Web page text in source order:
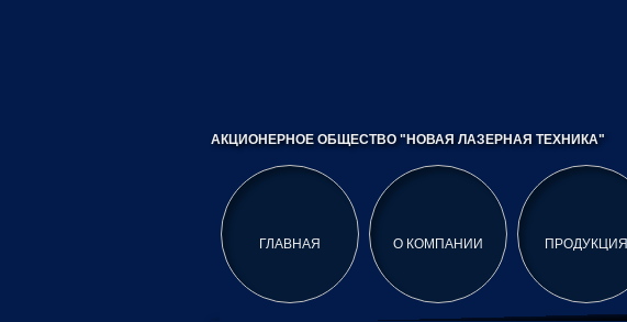
АКЦИОНЕРНОЕ ОБЩЕСТВО "НОВАЯ ЛАЗЕРНАЯ ТЕХНИКА"
ГЛАВНАЯ О КОМПАНИИ ПРОДУКЦИЯ